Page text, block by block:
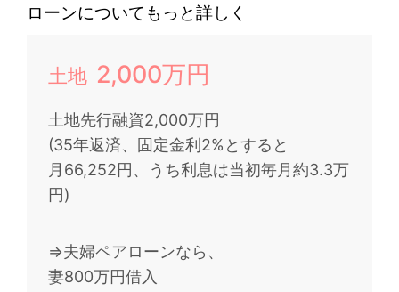
ローンについてもっと詳しく
土地 2,000万円
土地先行融資2,000万円
(35年返済、固定金利2%とすると
月66,252円、うち利息は当初毎月約3.3万
円)
⇒夫婦ペアローンなら、
妻800万円借入